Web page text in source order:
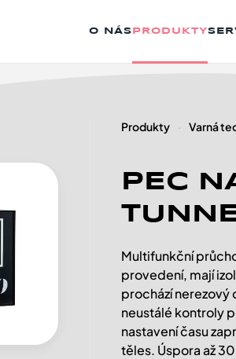
O NÁS PRODUKTY
Produkty Varná
PEC
Multifunkční
provedení, mají
prochází
neustálé kontroly
nastavení času
těles. Úspora až